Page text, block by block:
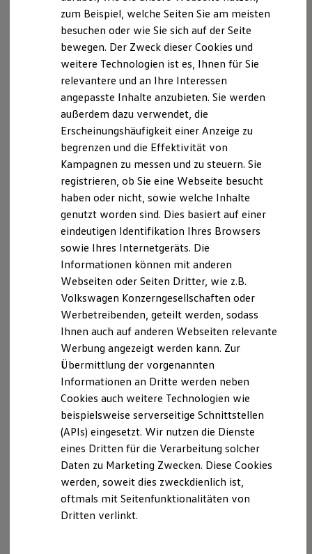
Kosten und Kauf
Verbrauchskosten
Kaufoptionen
E-Auto-Förderung
Software und Konnektivität
Die ID. Software 6
ID. Software Versionen und Updates
Digitale Extras
Schnittstellen zu Ihrem ID.
Marke und Erlebnis
Volkswagen R und R Experience
R-Modelle
R Experience
Driving Experience
Volkswagen entdecken
Werkbesichtigung
Lifestyle Shop
T-Roc Kollektion
Golf Kollektion
Volkswagen Kollektion
R-Kollektion
GTI Kollektion
Fußball Drop
we drive football
#wedriveproud
Besitzer und Service
myVolkswagen
Software Updates
Service und Ersatzteile
Inspektion und HU/AU
Reparaturen und Checks
Motorenöl und Flüssigkeiten
Räder und Reifen
Pannen- und Unfallhilfe
Economy Service
Volkswagen Teile
Zubehör
Modellspezifisches Zubehör
zum Beispiel, welche Seiten Sie am meisten
besuchen oder wie Sie sich auf der Seite
bewegen. Der Zweck dieser Cookies und
weitere Technologien ist es, Ihnen für Sie
relevantere und an Ihre Interessen
angepasste Inhalte anzubieten. Sie werden
außerdem dazu verwendet, die
Erscheinungshäufigkeit einer Anzeige zu
begrenzen und die Effektivität von
Kampagnen zu messen und zu steuern. Sie
registrieren, ob Sie eine Webseite besucht
haben oder nicht, sowie welche Inhalte
genutzt worden sind. Dies basiert auf einer
eindeutigen Identifikation Ihres Browsers
sowie Ihres Internetgeräts. Die
Informationen können mit anderen
Webseiten oder Seiten Dritter, wie z.B.
Volkswagen Konzerngesellschaften oder
Werbetreibenden, geteilt werden, sodass
Ihnen auch auf anderen Webseiten relevante
Werbung angezeigt werden kann. Zur
Übermittlung der vorgenannten
Informationen an Dritte werden neben
Cookies auch weitere Technologien wie
beispielsweise serverseitige Schnittstellen
(APIs) eingesetzt. Wir nutzen die Dienste
eines Dritten für die Verarbeitung solcher
Daten zu Marketing Zwecken. Diese Cookies
werden, soweit dies zweckdienlich ist,
oftmals mit Seitenfunktionalitäten von
Dritten verlinkt.